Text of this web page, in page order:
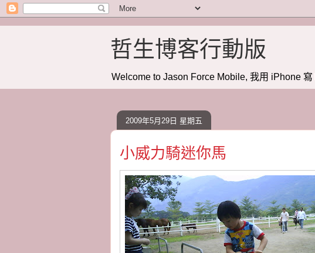
哲生博客行動版
Welcome to Jason Force Mobile, 我用 iPhone 寫
2009年5月29日 星期五
小威力騎迷你馬